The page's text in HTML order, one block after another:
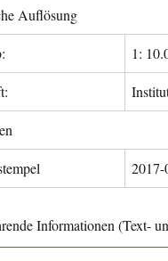
Auflösung
1:
2017-
Informationen (Text-